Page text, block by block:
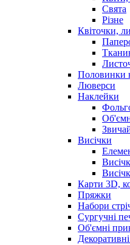
Свята
Різне
Квіточки,
Половинки
Люверси
Наклейки
Висічки
Карти 3D,
Пряжки
Набори
Сургучні
Об'ємні